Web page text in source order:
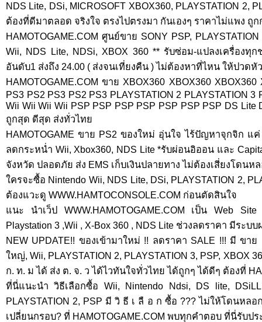
NDS Lite, DSi, MICROSOFT XBOX360, PLAYSTATION 2,
ต้องที่ดีมาตลอด จริงใจ ตรงไปตรงมา กันเองๆ ราคาไม่แพง ถูก
HAMOTOGAME.COM ศูนย์ขาย SONY PSP,
Wii, NDS Lite, NDSi, XBOX 360 ** รับซ่อม-แปลงเครื่อง
อันดับ1 ส่งถึง 24.00 ( ส่งจนเที่ยงคืน ) ไม่ต้องหาที่ไหน ให้ปวด
HAMOTOGAME.COM ขาย XBOX360 XBOX360
PS3 PS2 PS3 PS2 PS3 PLAYSTATION 2 PLAYSTATION 3
Wii Wii Wii Wii PSP PSP PSP PSP PSP PSP PSP DS Lite
ถูกสุด ดีสุด ส่งทั่วไทย
HAMOTOGAME ขาย PS2 ของใหม่ อุ่นใจ ไร้ปัญหาจุกจิก แค่
ลดกระหน่ำ Wii, Xbox360, NDS Lite *รับผ่อนอิออน และ
จังหวัด ปลอดภัย ส่ง EMS เก็บเงินปลายทาง ไม่ต้องเสี่ยงโดนห
ใครจะซื้อ Nintendo Wii, NDS Lite, DSi, PLAYSTATION 2,
ต้องแวะดู WWW.HAMTOCONSOLE.COM ก่อนตัดสินใจ
แนะ นำเว็ป WWW.HAMOTOGAME.COM เป็น Web
Playstation 3 ,Wii , X-Box 360 , NDS Lite ช่วงลดราคา มีระ
NEW UPDATE!! ของเข้ามาใหม่ !! ลดราคา SALE !!! มี ขา
ใหญ่, Wii, PLAYSTATION 2, PLAYSTATION 3, PSP, XBOX
ก. ท. ม ได้ ส่ง ต. จ. ว ได้ไวทันใจทั่วไทย ได้ถูกๆ ได้ดีๆ ต้องที่
ที่นี่แนะนำ วิธีเลือกซื้อ Wii, Nintendo Ndsi, DS lite,
PLAYSTATION 2, PSP มี วิ ธี เ ลื อ ก ซื้อ ??? ไม่ให้โดนหล
เปลี่ยนกรอบ? ที่ HAMOTOGAME.COM พบทุกคำตอบ ที่นี่รับ